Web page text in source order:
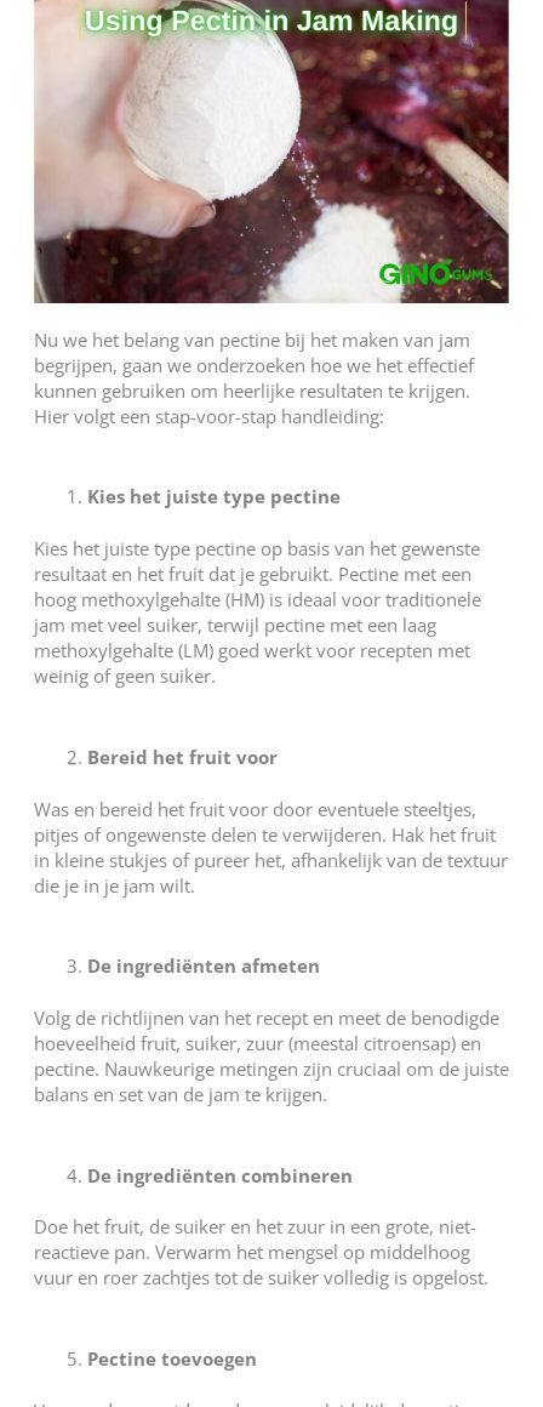
Nu we het belang van pectine bij het maken van jam
begrijpen, gaan we onderzoeken hoe we het effectief
kunnen gebruiken om heerlijke resultaten te krijgen.
Hier volgt een stap-voor-stap handleiding:
Kies het juiste type pectine
Kies het juiste type pectine op basis van het gewenste
resultaat en het fruit dat je gebruikt. Pectine met een
hoog methoxylgehalte (HM) is ideaal voor traditionele
jam met veel suiker, terwijl pectine met een laag
methoxylgehalte (LM) goed werkt voor recepten met
weinig of geen suiker.
Bereid het fruit voor
Was en bereid het fruit voor door eventuele steeltjes,
pitjes of ongewenste delen te verwijderen. Hak het fruit
in kleine stukjes of pureer het, afhankelijk van de textuur
die je in je jam wilt.
De ingrediënten afmeten
Volg de richtlijnen van het recept en meet de benodigde
hoeveelheid fruit, suiker, zuur (meestal citroensap) en
pectine. Nauwkeurige metingen zijn cruciaal om de juiste
balans en set van de jam te krijgen.
De ingrediënten combineren
Doe het fruit, de suiker en het zuur in een grote, niet-
reactieve pan. Verwarm het mengsel op middelhoog
vuur en roer zachtjes tot de suiker volledig is opgelost.
Pectine toevoegen